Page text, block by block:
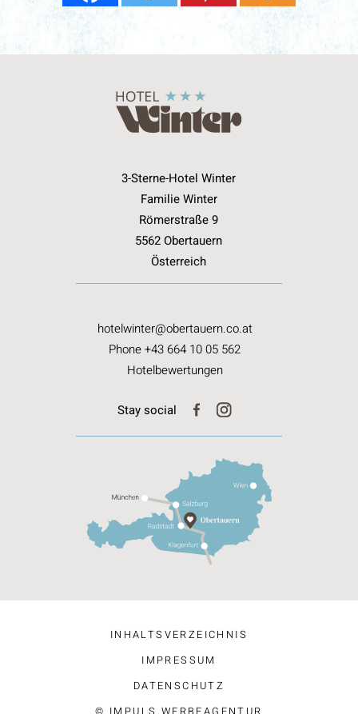
3-Sterne-Hotel Winter
Familie Winter
Römerstraße 9
5562 Obertauern
Österreich
hotelwinter@obertauern.co.at
Phone +43 664 10 05 562
Hotelbewertungen
Stay social
INHALTSVERZEICHNIS
IMPRESSUM
DATENSCHUTZ